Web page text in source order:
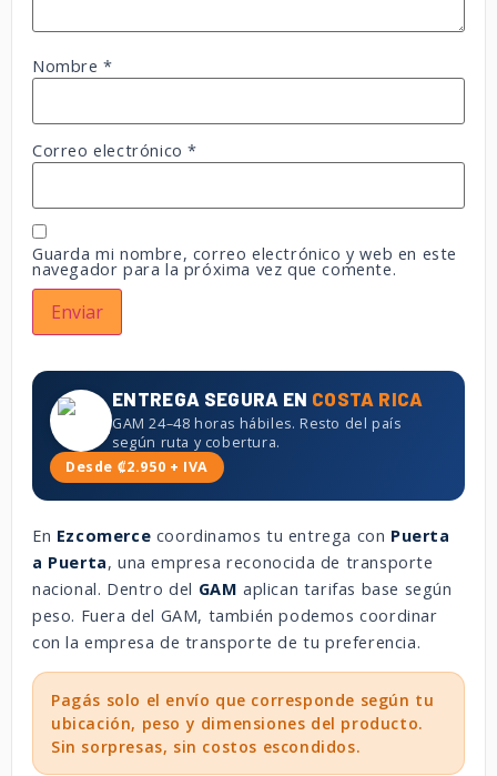
Nombre*
Correo electrónico*
Guarda mi nombre, correo electrónico y web en este
navegador para la próxima vez que comente.
ENTREGA SEGURA EN COSTA RICA
GAM 24–48 horas hábiles. Resto del país
según ruta y cobertura.
Desde ₡2.950 + IVA
En Ezcomerce coordinamos tu entrega con Puerta
a Puerta, una empresa reconocida de transporte
nacional. Dentro del GAM aplican tarifas base según
peso. Fuera del GAM, también podemos coordinar
con la empresa de transporte de tu preferencia.
Pagás solo el envío que corresponde según tu
ubicación, peso y dimensiones del producto.
Sin sorpresas, sin costos escondidos.